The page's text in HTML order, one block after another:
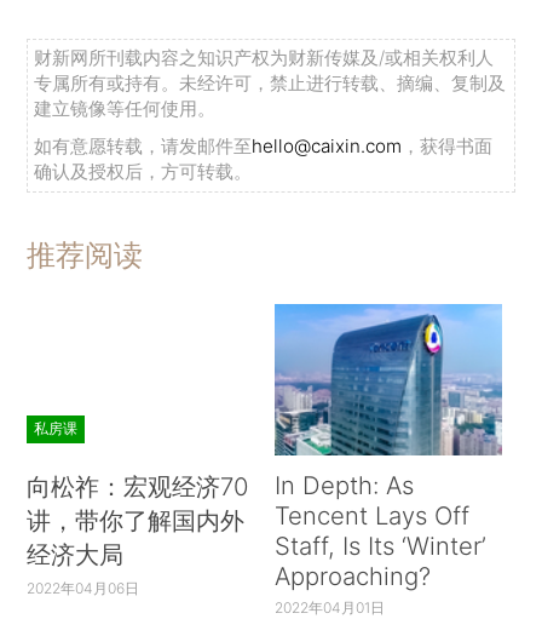
财新网所刊载内容之知识产权为财新传媒及/或相关权利人
专属所有或持有。未经许可，禁止进行转载、摘编、复制及
建立镜像等任何使用。
如有意愿转载，请发邮件至hello@caixin.com ，获得书面
确认及授权后，方可转载。
推荐阅读
私房课
向松祚：宏观经济70
讲，带你了解国内外
经济大局
2022年04月06日
In Depth: As
Tencent Lays Off
Staff, Is Its ‘Winter’
Approaching?
2022年04月01日